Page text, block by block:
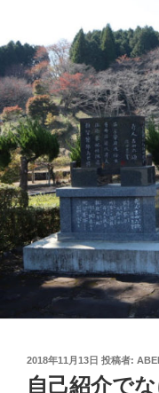
投
稿
2018年11月13日 投稿者:
自己紹介で